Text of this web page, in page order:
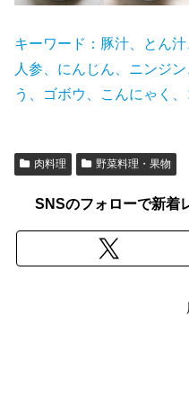
キーワード：豚汁、とん
人参、にんじん、ニンジ
う、ゴボウ、こんにゃく
肉料理 野菜料理・果物
SNSのフォローで新着